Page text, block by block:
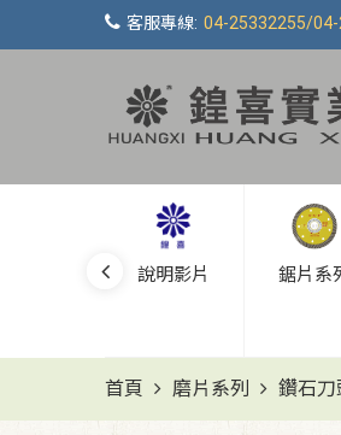
客服專線: 04-25332255/
說明影片 鋸片系
首頁 磨片系列 鑽石刀